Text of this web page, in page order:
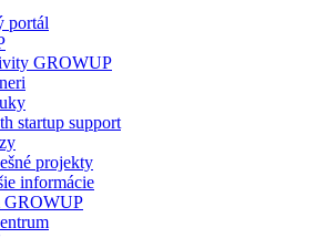
portál
GROWUP
startup support
projekty
informácie
GROWUP